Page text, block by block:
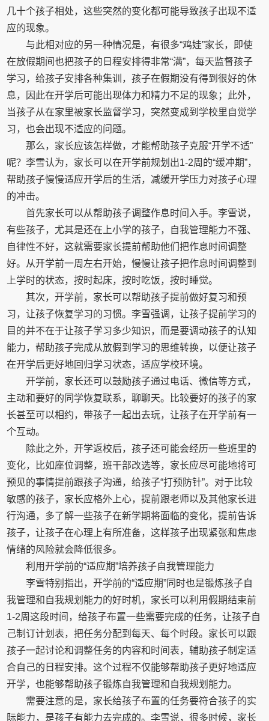
几十个孩子相处，这些突然的变化都可能导致孩子出现不适
应的现象。
与此相对应的另一种情况是，有很多“鸡娃”家长，即使
在放假期间也把孩子的日程安排得非常“满”，每天监督孩子
学习，给孩子安排各种集训，孩子在假期没有得到很好的休
息，因此在开学后可能出现体力和精力不足的现象；此外，
当孩子从在家里被家长监督学习，突然变成到学校里自觉学
习，也会出现不适应的问题。
那么，家长应该怎样做，才能帮助孩子克服“开学不适”
呢？李雪认为，家长可以在开学前规划出1-2周的“缓冲期”，
帮助孩子慢慢适应开学后的生活，减缓开学压力对孩子心理
的冲击。
首先家长可以从帮助孩子调整作息时间入手。李雪说，
有些孩子，尤其是还在上小学的孩子，自我管理能力不强、
自律性不好，这就需要家长提前帮助他们把作息时间调整
好。从开学前一周左右开始，慢慢让孩子把作息时间调整到
上学时的状态，按时起床，按时吃饭，按时睡觉。
其次，开学前，家长可以帮助孩子提前做好复习和预
习，让孩子恢复学习的习惯。李雪强调，让孩子提前学习的
目的并不在于让孩子学习多少知识，而是要调动孩子的认知
能力，帮助孩子完成从放假到学习的思维转换，以便让孩子
在开学后更好地回归学习状态，适应学校环境。
开学前，家长还可以鼓励孩子通过电话、微信等方式，
主动和要好的同学恢复联系，聊聊天。比较要好的孩子的家
长甚至可以相约，带孩子一起出去玩，让孩子在开学前有一
个互动。
除此之外，开学返校后，孩子还可能会经历一些班里的
变化，比如座位调整，班干部改选等，家长应尽可能地将可
预见的事情提前跟孩子沟通，给孩子“打预防针”。对于比较
敏感的孩子，家长应格外上心，提前跟老师以及其他家长进
行沟通，多了解一些孩子在新学期将面临的变化，提前告诉
孩子，让孩子在心理上有所准备，这样孩子出现紧张和焦虑
情绪的风险就会降低很多。
利用开学前的“适应期”培养孩子自我管理能力
李雪特别指出，开学前的“适应期”同时也是锻炼孩子自
我管理和自我规划能力的好时机，家长可以利用假期结束前
1-2周这段时间，给孩子布置一些需要完成的任务，让孩子自
己制订计划表，把任务分配到每天、每个时段。家长可以跟
孩子一起讨论和调整任务的内容和时间表，辅助孩子制定适
合自己的日程安排。这个过程不仅能够帮助孩子更好地适应
开学，也能够帮助孩子锻炼自我管理和自我规划能力。
需要注意的是，家长给孩子布置的任务要符合孩子的实
际能力，是孩子有能力去完成的。李雪说，很多时候，家长